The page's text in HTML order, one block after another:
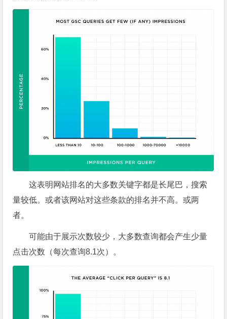
这表明网站排名的大多数关键字都是长尾巴，搜索
量较低。或者该网站对这些条款的排名并不高。或两
者。
可能由于展示次数较少，大多数查询都会产生少量
点击次数（每次查询8.1次）。